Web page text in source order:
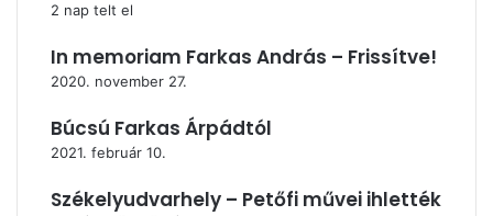
2 nap telt el
In memoriam Farkas András – Frissítve!
2020. november 27.
Búcsú Farkas Árpádtól
2021. február 10.
Székelyudvarhely – Petőfi művei ihlették